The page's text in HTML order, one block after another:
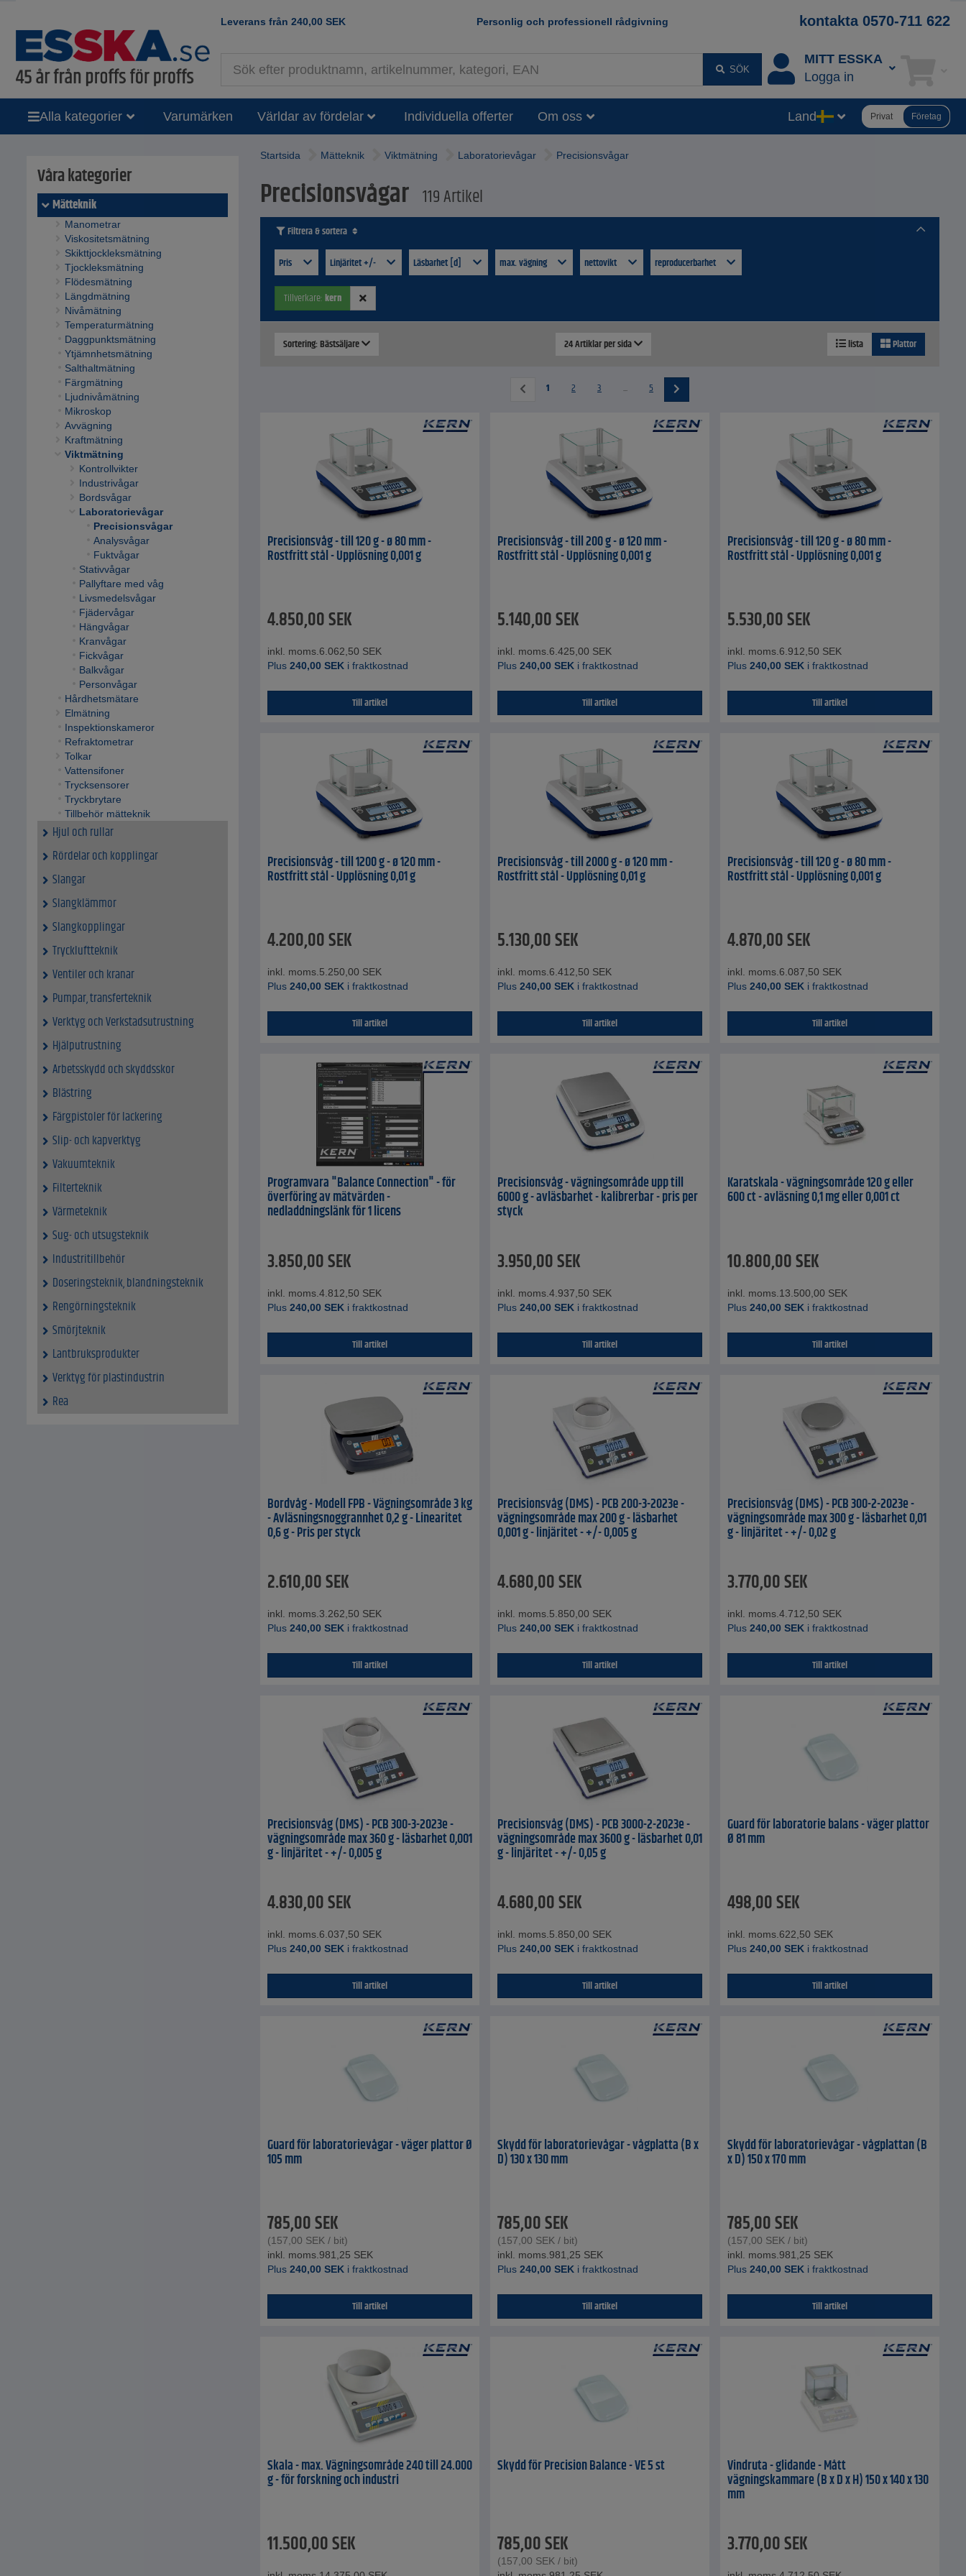
Leverans från 240,00 SEK Personlig och professionell rådgivning kontakta 0570-711 622
SÖK
MITT ESSKA
Logga in
Alla kategorier Varumärken Världar av fördelar Individuella offerter Om oss Land Privat Företag
Våra kategorier
Mätteknik
Manometrar
Viskositetsmätning
Skikttjockleksmätning
Tjockleksmätning
Flödesmätning
Längdmätning
Nivåmätning
Temperaturmätning
Daggpunktsmätning
Ytjämnhetsmätning
Salthaltmätning
Färgmätning
Ljudnivåmätning
Mikroskop
Avvägning
Kraftmätning
Viktmätning
Kontrollvikter
Industrivågar
Bordsvågar
Laboratorievågar
Precisionsvågar
Analysvågar
Fuktvågar
Stativvågar
Pallyftare med våg
Livsmedelsvågar
Fjädervågar
Hängvågar
Kranvågar
Fickvågar
Balkvågar
Personvågar
Hårdhetsmätare
Elmätning
Inspektionskameror
Refraktometrar
Tolkar
Vattensifoner
Trycksensorer
Tryckbrytare
Tillbehör mätteknik
Hjul och rullar
Rördelar och kopplingar
Slangar
Slangklämmor
Slangkopplingar
Tryckluftteknik
Ventiler och kranar
Pumpar, transferteknik
Verktyg och Verkstadsutrustning
Hjälputrustning
Arbetsskydd och skyddsskor
Blästring
Färgpistoler för lackering
Slip- och kapverktyg
Vakuumteknik
Filterteknik
Värmeteknik
Sug- och utsugsteknik
Industritillbehör
Doseringsteknik, blandningsteknik
Rengörningsteknik
Smörjteknik
Lantbruksprodukter
Verktyg för plastindustrin
Rea
Startsida Mätteknik Viktmätning Laboratorievågar Precisionsvågar
Precisionsvågar 119 Artikel
Filtrera & sortera
Pris
Linjäritet +/- Läsbarhet [d] max. vägning nettovikt reproducerbarhet
Tillverkare:kern
Sortering: Bästsäljare 24 Artiklar per sida lista Plattor
1 2 3 ... 5
Precisionsvåg - till 120 g - ø 80 mm -
Rostfritt stål - Upplösning 0,001 g
4.850,00SEK
inkl. moms.6.062,50 SEK
Plus 240,00 SEK i fraktkostnad
Till artikel
Precisionsvåg - till 200 g - ø 120 mm -
Rostfritt stål - Upplösning 0,001 g
5.140,00SEK
inkl. moms.6.425,00 SEK
Plus 240,00 SEK i fraktkostnad
Till artikel
Precisionsvåg - till 120 g - ø 80 mm -
Rostfritt stål - Upplösning 0,001 g
5.530,00SEK
inkl. moms.6.912,50 SEK
Plus 240,00 SEK i fraktkostnad
Till artikel
Precisionsvåg - till 1200 g - ø 120 mm -
Rostfritt stål - Upplösning 0,01 g
4.200,00SEK
inkl. moms.5.250,00 SEK
Plus 240,00 SEK i fraktkostnad
Till artikel
Precisionsvåg - till 2000 g - ø 120 mm -
Rostfritt stål - Upplösning 0,01 g
5.130,00SEK
inkl. moms.6.412,50 SEK
Plus 240,00 SEK i fraktkostnad
Till artikel
Precisionsvåg - till 120 g - ø 80 mm -
Rostfritt stål - Upplösning 0,001 g
4.870,00SEK
inkl. moms.6.087,50 SEK
Plus 240,00 SEK i fraktkostnad
Till artikel
Programvara "Balance Connection" - för
överföring av mätvärden -
nedladdningslänk för 1 licens
3.850,00SEK
inkl. moms. 4.812,50 SEK
Plus 240,00 SEK i fraktkostnad
Till artikel
Precisionsvåg - vägningsområde upp till
6000 g - avläsbarhet - kalibrerbar - pris per
styck
3.950,00SEK
inkl. moms. 4.937,50 SEK
Plus 240,00 SEK i fraktkostnad
Till artikel
Karatskala - vägningsområde 120 g eller
600 ct - avläsning 0,1 mg eller 0,001 ct
10.800,00SEK
inkl. moms. 13.500,00 SEK
Plus 240,00 SEK i fraktkostnad
Till artikel
Bordvåg - Modell FPB - Vägningsområde 3 kg
- Avläsningsnoggrannhet 0,2 g - Linearitet
0,6 g - Pris per styck
2.610,00SEK
inkl. moms. 3.262,50 SEK
Plus 240,00 SEK i fraktkostnad
Till artikel
Precisionsvåg (DMS) - PCB 200-3-2023e -
vägningsområde max 200 g - läsbarhet
0,001 g - linjäritet - +/- 0,005 g
4.680,00SEK
inkl. moms. 5.850,00 SEK
Plus 240,00 SEK i fraktkostnad
Till artikel
Precisionsvåg (DMS) - PCB 300-2-2023e -
vägningsområde max 300 g - läsbarhet 0,01
g - linjäritet - +/- 0,02 g
3.770,00SEK
inkl. moms. 4.712,50 SEK
Plus 240,00 SEK i fraktkostnad
Till artikel
Precisionsvåg (DMS) - PCB 300-3-2023e -
vägningsområde max 360 g - läsbarhet 0,001
g - linjäritet - +/- 0,005 g
4.830,00SEK
inkl. moms. 6.037,50 SEK
Plus 240,00 SEK i fraktkostnad
Till artikel
Precisionsvåg (DMS) - PCB 3000-2-2023e -
vägningsområde max 3600 g - läsbarhet 0,01
g - linjäritet - +/- 0,05 g
4.680,00SEK
inkl. moms. 5.850,00 SEK
Plus 240,00 SEK i fraktkostnad
Till artikel
Guard för laboratorie balans - väger plattor
Ø 81 mm
498,00SEK
inkl. moms. 622,50 SEK
Plus 240,00 SEK i fraktkostnad
Till artikel
Guard för laboratorievågar - väger plattor Ø
105 mm
785,00SEK
(157,00 SEK / bit)
inkl. moms. 981,25 SEK
Plus 240,00 SEK i fraktkostnad
Till artikel
Skydd för laboratorievågar - vågplatta (B x
D) 130 x 130 mm
785,00SEK
(157,00 SEK / bit)
inkl. moms. 981,25 SEK
Plus 240,00 SEK i fraktkostnad
Till artikel
Skydd för laboratorievågar - vågplattan (B
x D) 150 x 170 mm
785,00SEK
(157,00 SEK / bit)
inkl. moms. 981,25 SEK
Plus 240,00 SEK i fraktkostnad
Till artikel
Skala - max. Vägningsområde 240 till 24.000
g - för forskning och industri
11.500,00SEK
Skydd för Precision Balance - VE 5 st
785,00SEK
(157,00 SEK / bit)
Vindruta - glidande - Mått
vägningskammare (B x D x H) 150 x 140 x 130
mm
3.770,00SEK